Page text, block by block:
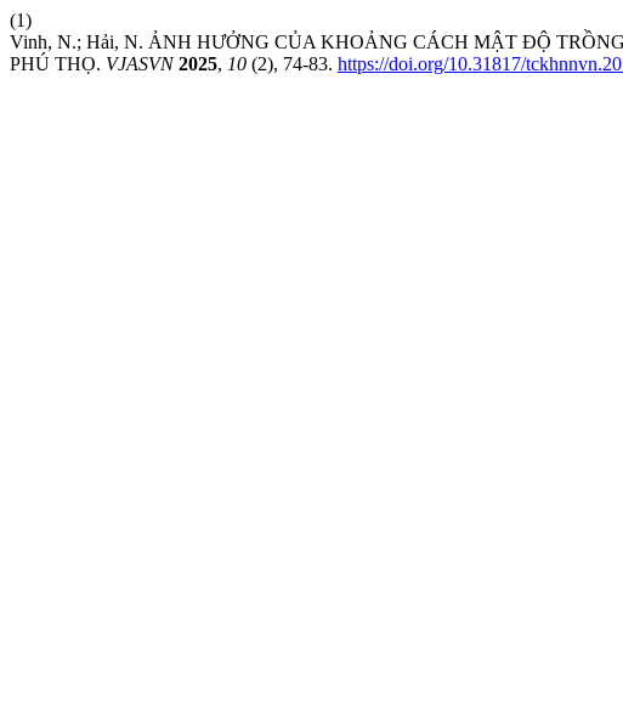
(1)
Vinh, N.; Hải, N. ẢNH HƯỞNG CỦA KHOẢNG CÁCH MẬT ĐỘ
PHÚ THỌ. VJASVN 2025, 10 (2), 74-83. https://doi.org/10.31817/